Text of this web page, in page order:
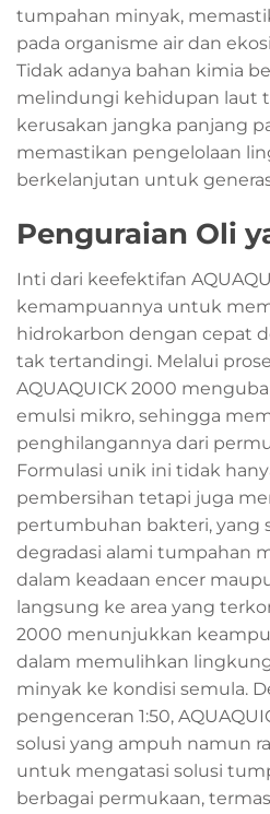
tumpahan minyak,
pada organisme air dan
Tidak adanya bahan kimia
melindungi kehidupan laut
kerusakan jangka panjang
memastikan pengelolaan
berkelanjutan untuk
Penguraian Oli
Inti dari keefektifan
kemampuannya untuk
hidrokarbon dengan cepat
tak tertandingi. Melalui
AQUAQUICK 2000
emulsi mikro, sehingga
penghilangannya dari
Formulasi unik ini tidak
pembersihan tetapi juga
pertumbuhan bakteri, yang
degradasi alami tumpahan
dalam keadaan encer
langsung ke area yang
2000 menunjukkan
dalam memulihkan
minyak ke kondisi semula.
pengenceran 1:50,
solusi yang ampuh namun
untuk mengatasi solusi
berbagai permukaan,